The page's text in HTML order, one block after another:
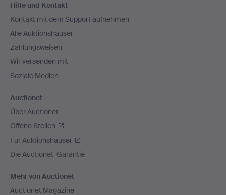
Navigation
Hilfe und Kontakt
Kontakt mit dem Support aufnehmen
Alle Auktionshäuser
Zahlungsweisen
Wir versenden mit
Soziale Medien
Auctionet
Über Auctionet
Offene Stellen
Für Auktionshäuser
Die Auctionet-Garantie
Mehr von Auctionet
Auctionet Magazine